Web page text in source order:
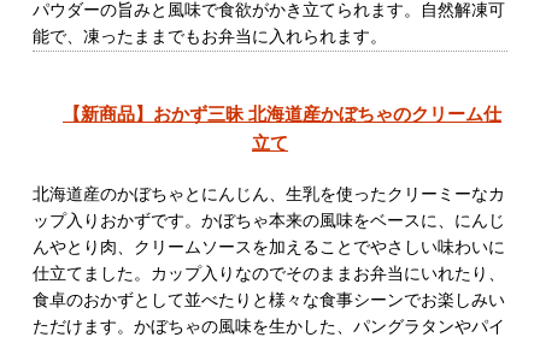
パウダーの旨みと風味で食欲がかき立てられます。自然解凍可
能で、凍ったままでもお弁当に入れられます。
【新商品】おかず三昧 北海道産かぼちゃのクリーム仕
立て
北海道産のかぼちゃとにんじん、生乳を使ったクリーミーなカ
ップ入りおかずです。かぼちゃ本来の風味をベースに、にんじ
んやとり肉、クリームソースを加えることでやさしい味わいに
仕立てました。カップ入りなのでそのままお弁当にいれたり、
食卓のおかずとして並べたりと様々な食事シーンでお楽しみい
ただけます。かぼちゃの風味を生かした、パングラタンやパイ